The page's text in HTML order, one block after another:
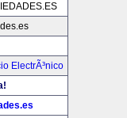
ElectrÃ³nico